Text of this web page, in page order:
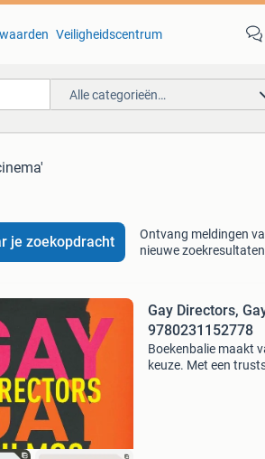
Veiligheidscentrum
Alle categorieën…
je zoekopdracht
Ontvang meldingen
nieuwe zoekresultaten
Gay Directors,
9780231152778
Boekenbalie maakt
keuze. Met een